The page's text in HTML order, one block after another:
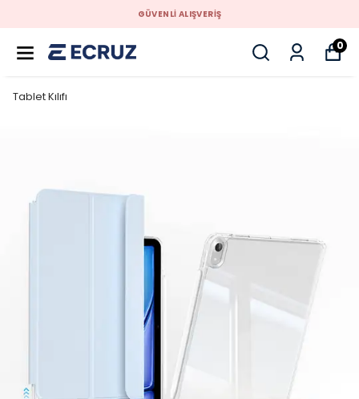
GÜVENLİ ALIŞVERİŞ
0
Tablet Kılıfı